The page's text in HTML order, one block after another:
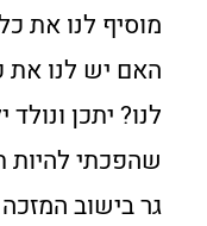
מוסיף לנו את
האם יש לנו את
לנו? יתכן
שהפכתי להיות
גר בישוב